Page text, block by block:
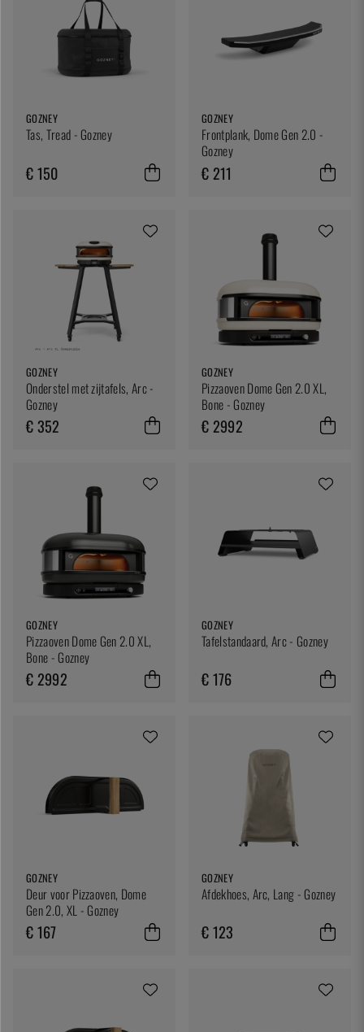
GOZNEY
Tas, Tread - Gozney
€ 150
GOZNEY
Frontplank, Dome Gen 2.0 -
Gozney
€ 211
GOZNEY
Onderstel met zijtafels, Arc -
Gozney
€ 352
GOZNEY
Pizzaoven Dome Gen 2.0 XL,
Bone - Gozney
€ 2992
GOZNEY
Pizzaoven Dome Gen 2.0 XL,
Bone - Gozney
€ 2992
GOZNEY
Tafelstandaard, Arc - Gozney
€ 176
GOZNEY
Deur voor Pizzaoven, Dome
Gen 2.0, XL - Gozney
€ 167
GOZNEY
Afdekhoes, Arc, Lang - Gozney
€ 123